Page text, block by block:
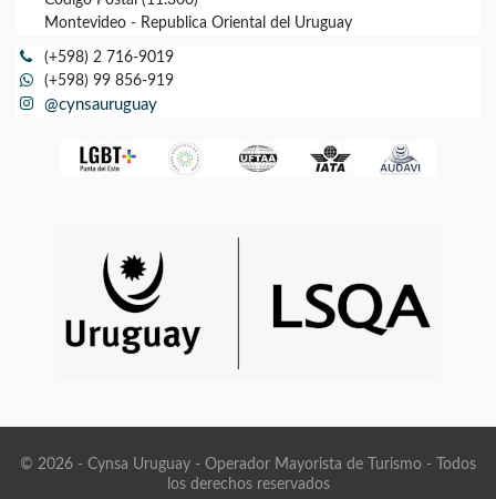
Montevideo - Republica Oriental del Uruguay
(+598) 2 716-9019
(+598) 99 856-919
@cynsauruguay
© 2026 - Cynsa Uruguay - Operador Mayorista de Turismo - Todos
los derechos reservados